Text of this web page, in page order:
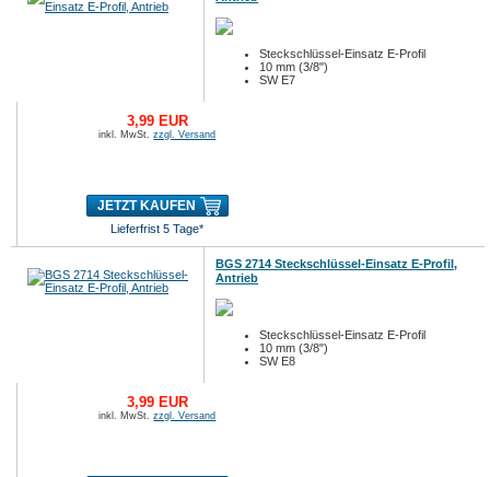
Steckschlüssel-Einsatz E-Profil
10 mm (3/8")
SW E7
3,99 EUR
inkl. MwSt.zzgl. Versand
JETZT KAUFEN
Lieferfrist 5 Tage*
BGS 2714 Steckschlüssel-Einsatz E-Profil,
Antrieb
Steckschlüssel-Einsatz E-Profil
10 mm (3/8")
SW E8
3,99 EUR
inkl. MwSt.zzgl. Versand